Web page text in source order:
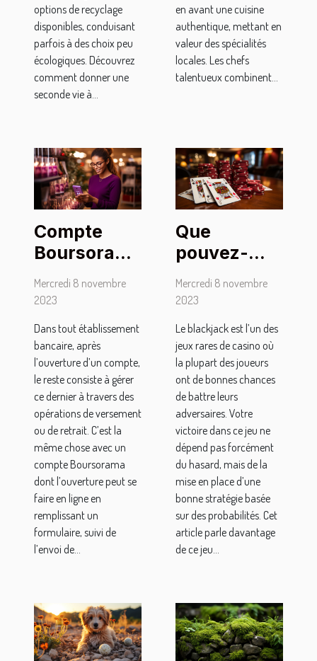
options de recyclage
disponibles, conduisant
parfois à des choix peu
écologiques. Découvrez
comment donner une
seconde vie à...
en avant une cuisine
authentique, mettant en
valeur des spécialités
locales. Les chefs
talentueux combinent...
Compte
Boursorama
Banque :
comment
premier
versement ?
Mercredi 8 novembre
2023
Dans tout établissement
bancaire, après
l’ouverture d’un compte,
le reste consiste à gérer
ce dernier à travers des
opérations de versement
ou de retrait. C’est la
même chose avec un
compte Boursorama
dont l’ouverture peut se
faire en ligne en
remplissant un
formulaire, suivi de
l’envoi de...
Que
pouvez-
vous retenir
du
Mercredi 8 novembre
2023
Le blackjack est l’un des
jeux rares de casino où
la plupart des joueurs
ont de bonnes chances
de battre leurs
adversaires. Votre
victoire dans ce jeu ne
dépend pas forcément
du hasard, mais de la
mise en place d’une
bonne stratégie basée
sur des probabilités. Cet
article parle davantage
de ce jeu...